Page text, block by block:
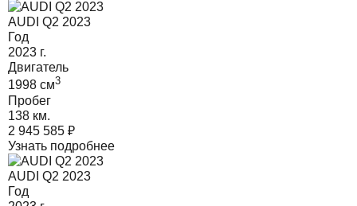
AUDI Q2 2023
Год
2023 г.
Двигатель
1998 cм3
Пробег
138 км.
2 945 585 ₽
Узнать подробнее
AUDI Q2 2023
Год